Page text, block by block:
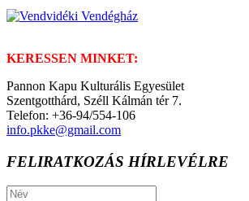
KERESSEN MINKET:
Pannon Kapu Kulturális Egyesület
Szentgotthárd, Széll Kálmán tér 7.
Telefon: +36-94/554-106
info.pkke@gmail.com
FELIRATKOZÁS HÍRLEVÉLRE